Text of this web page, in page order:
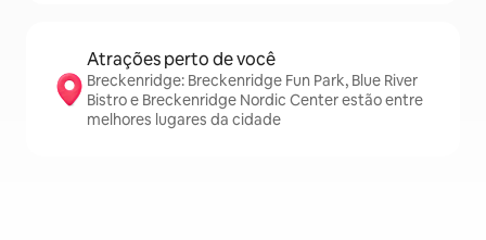
Atrações perto de você
Breckenridge: Breckenridge Fun Park, Blue River
Bistro e Breckenridge Nordic Center estão entre
melhores lugares da cidade